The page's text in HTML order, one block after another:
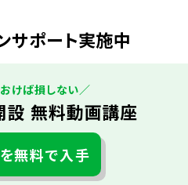
サポート実施中
けば損しない／
設 無料動画講座
無料で入手